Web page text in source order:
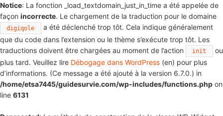
Notice: La fonction _load_textdomain_just_in_time a été appelée de
façon incorrecte. Le chargement de la traduction pour le domaine
digiqole
a été déclenché trop tôt. Cela indique généralement
que du code dans l’extension ou le thème s’exécute trop tôt. Les
traductions doivent être chargées au moment de l’action
init
ou
plus tard. Veuillez lire Débogage dans WordPress (en) pour plus
d’informations. (Ce message a été ajouté à la version 6.7.0.) in
/home/etsa7445/guidesurvie.com/wp-includes/functions.php on
line 6131